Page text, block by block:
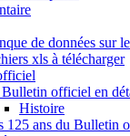
de données sur
xls à télécharger
officiel en
Histoire
125 ans du Bulletin